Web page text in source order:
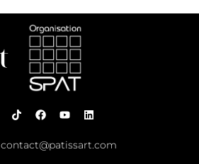
contact@patissart.com